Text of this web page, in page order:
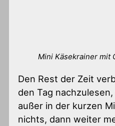
Mini Käsekrainer mit
Den Rest der Zeit
den Tag
außer in der kurzen
nichts, dann weiter